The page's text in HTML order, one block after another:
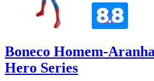
Boneco Homem-
Hero Series